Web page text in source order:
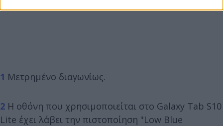
1 Μετρημένο διαγωνίως.
2 Η οθόνη που χρησιμοποιείται στο Galaxy Tab S10
Lite έχει λάβει την πιστοποίηση "Low Blue